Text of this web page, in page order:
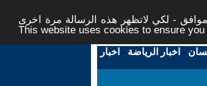
- لكي لاتظهر هذه الرسالة مرة اخرى -
This website uses cookies to ensure
- اخبار الرياضة - اخبار